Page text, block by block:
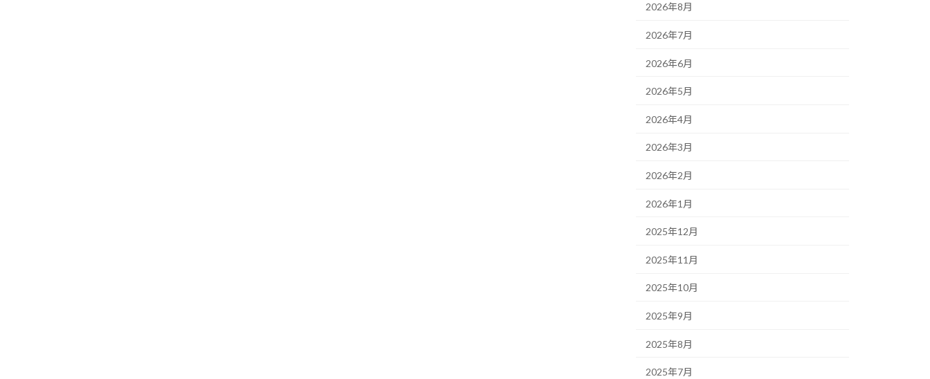
2026年8月
2026年7月
2026年6月
2026年5月
2026年4月
2026年3月
2026年2月
2026年1月
2025年12月
2025年11月
2025年10月
2025年9月
2025年8月
2025年7月